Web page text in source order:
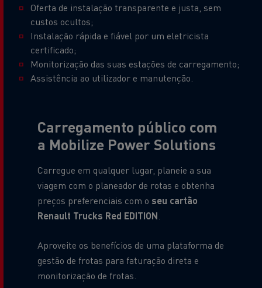
Oferta de instalação transparente e justa, sem
custos ocultos;
Instalação rápida e fiável por um eletricista
certificado;
Monitorização das suas estações de carregamento;
Assistência ao utilizador e manutenção.
Carregamento público com
a Mobilize Power Solutions
Carregue em qualquer lugar, planeie a sua
viagem com o planeador de rotas e obtenha
preços preferenciais com o seu cartão
Renault Trucks Red EDITION
Aproveite os benefícios de uma plataforma de
gestão de frotas para faturação direta e
monitorização de frotas.